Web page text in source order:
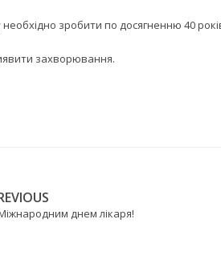
зробити по досягненню 40
захворювання.
днем лікаря!